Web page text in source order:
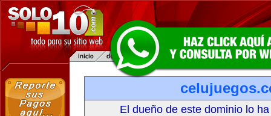
El dueño de este dominio lo